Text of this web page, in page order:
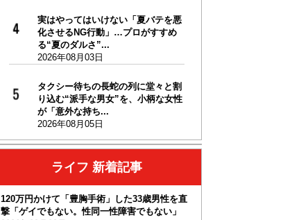
実はやってはいけない「夏バテを悪
化させるNG行動」…プロがすすめ
る“夏のダルさ”...
2026年08月03日
タクシー待ちの長蛇の列に堂々と割
り込む“派手な男女”を、小柄な女性
が「意外な持ち...
2026年08月05日
ライフ 新着記事
120万円かけて「豊胸手術」した33歳男性を直
撃「ゲイでもない。性同一性障害でもない」